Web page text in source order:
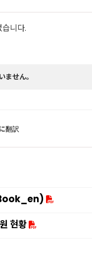
니다.
ません。
翻訳
현황